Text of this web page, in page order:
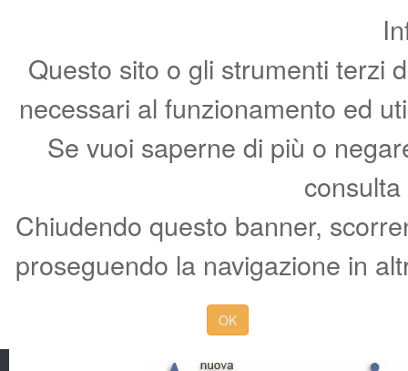
Questo sito o gli strumenti terzi
necessari al funzionamento ed
Se vuoi saperne di più o
Chiudendo questo banner,
proseguendo la navigazione in
OK